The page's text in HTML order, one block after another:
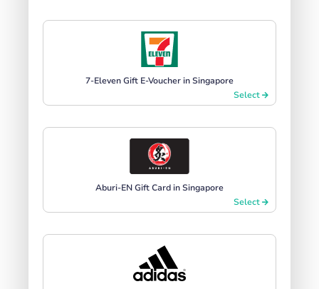
7-Eleven Gift E-Voucher in Singapore
Select
Aburi-EN Gift Card in Singapore
Select